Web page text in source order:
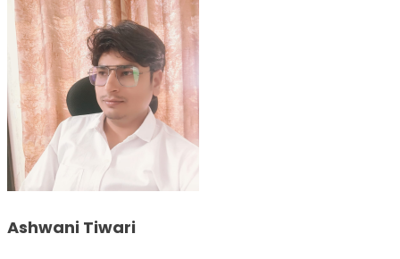
Ashwani Tiwari